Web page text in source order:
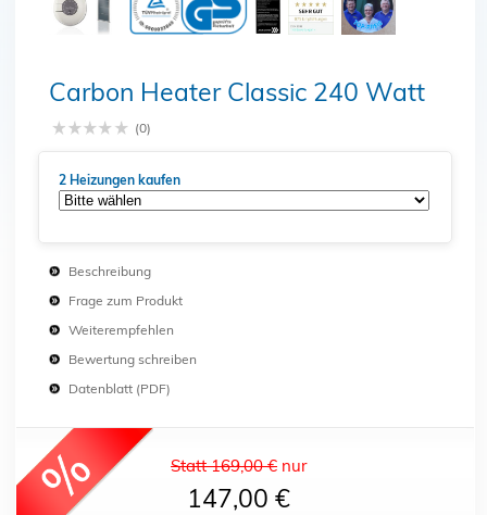
Carbon Heater Classic 240 Watt
(0)
2 Heizungen kaufen
Beschreibung
Frage zum Produkt
Weiterempfehlen
Bewertung schreiben
Datenblatt (PDF)
Statt 169,00 € nur
147,00 €